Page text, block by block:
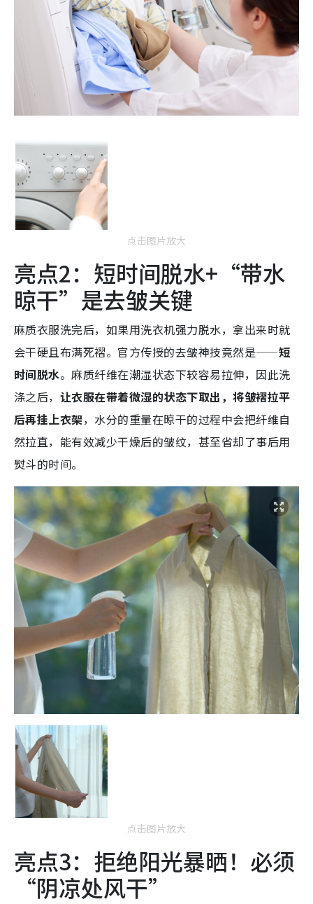
点击图片放大
亮点2：短时间脱水+“带水
晾干”是去皱关键
麻质衣服洗完后，如果用洗衣机强力脱水，拿出来时就
会干硬且布满死褶。官方传授的去皱神技竟然是——短
时间脱水。麻质纤维在潮湿状态下较容易拉伸，因此洗
涤之后， 让衣服在带着微湿的状态下取出，将皱褶拉平
后再挂上衣架，水分的重量在晾干的过程中会把纤维自
然拉直，能有效减少干燥后的皱纹，甚至省却了事后用
熨斗的时间。
点击图片放大
亮点3：拒绝阳光暴晒！必须
“阴凉处风干”